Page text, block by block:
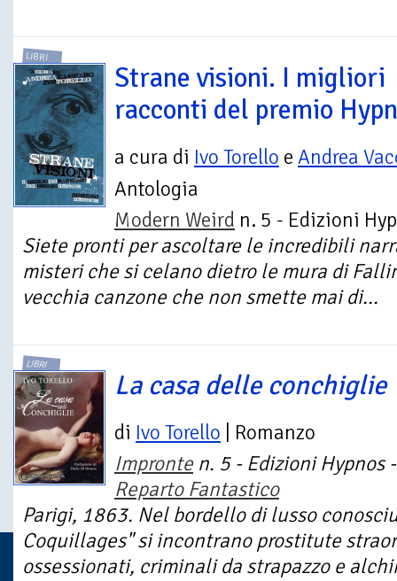
LIBRI
Strane visioni. I migliori
racconti del premio
a cura di Ivo Torello e Andrea
Antologia
Modern Weird n. 5 - Edizioni
Siete pronti per ascoltare le incredibili
misteri che si celano dietro le mura di
vecchia canzone che non smette mai di...
LIBRI
La casa delle conchiglie
di Ivo Torello | Romanzo
Impronten. 5 - Edizioni Hypnos -
Reparto Fantastico
Parigi, 1863. Nel bordello di lusso
Coquillages" si incontrano prostitute
ossessionati, criminali da strapazzo e